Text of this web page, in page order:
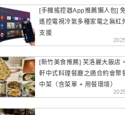
[手機搖控器App推薦懶人包]
遙控電視冷氣多種家電之無紅
支援
[新竹美食推薦] 芙洛麗大飯店
軒中式料理餐廳之適合約會聚
中菜（含菜單 + 用餐環境）